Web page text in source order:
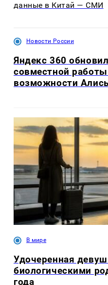
данные в Китай — СМИ
Новости России
Яндекс 360
совместной
возможности
В мире
Удочеренная
биологическими
года